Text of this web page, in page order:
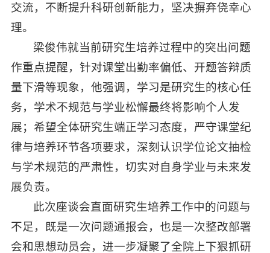
交流，不断提升科研创新能力，坚决摒弃侥幸心
理。
梁俊伟就当前研究生培养过程中的突出问题
作重点提醒，针对课堂出勤率偏低、开题答辩质
量下滑等现象，他强调，学习是研究生的核心任
务，学术不规范与学业松懈最终将影响个人发
展；希望全体研究生端正学习态度，严守课堂纪
律与培养环节各项要求，深刻认识学位论文抽检
与学术规范的严肃性，切实对自身学业与未来发
展负责。
此次座谈会直面研究生培养工作中的问题与
不足，既是一次问题通报会，也是一次整改部署
会和思想动员会，进一步凝聚了全院上下狠抓研